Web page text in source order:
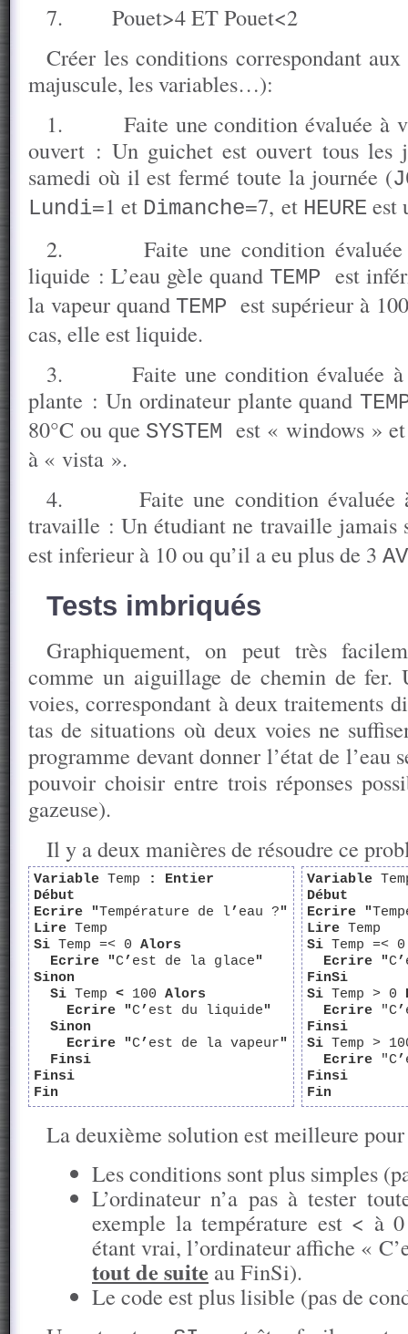
7.
Pouet>4 ET Pouet<2
Créer les conditions correspondant
majuscule, les variables…):
1.
Faite une condition évaluée à
ouvert : Un guichet est ouvert tous les
samedi où il est fermé toute la journée (
Lundi=1 et Dimanche=7, et HEURE est
2.
Faite une condition
liquide : L’eau gèle quand TEMP est
la vapeur quand TEMPest supérieur à
cas, elle est liquide.
3.
Faite une condition évaluée
plante : Un ordinateur plante quand
80°C ou que SYSTEM est « windows »
à « vista ».
4.
Faite une condition évaluée
travaille : Un étudiant ne travaille jamais
est inferieur à 10 ou qu’il a eu plus de 3
Tests imbriqués
Graphiquement, on peut très
comme un aiguillage de chemin de fer.
voies, correspondant à deux traitements
tas de situations où deux voies ne
programme devant donner l’état de l’eau
pouvoir choisir entre trois réponses
gazeuse).
Il y a deux manières de résoudre ce
Variable Temp : Entier
Début
Ecrire "Température de l’ eau ?"
Lire Temp
Si Temp =< 0 Alors
Ecrire "C’ est de la glace"
Sinon
Si Temp < 100 Alors
Ecrire "C’ est du liquide"
Sinon
Ecrire "C’ est de la vapeur"
Finsi
Finsi
Fin
Variable
Début
Ecrire
"
Lire Temp
Si Temp =<
Ecrire
"C’
FinSi
Si Temp > 0
Ecrire "C’
Finsi
Si Temp >
Ecrire "C’
Finsi
Fin
La deuxième solution est meilleure
Les conditions sont plus simples
L’ordinateur n’a pas à tester
exemple la température est < à
étant vrai, l’ordinateur affiche «
tout de suite au FinSi).
Le code est plus lisible (pas de